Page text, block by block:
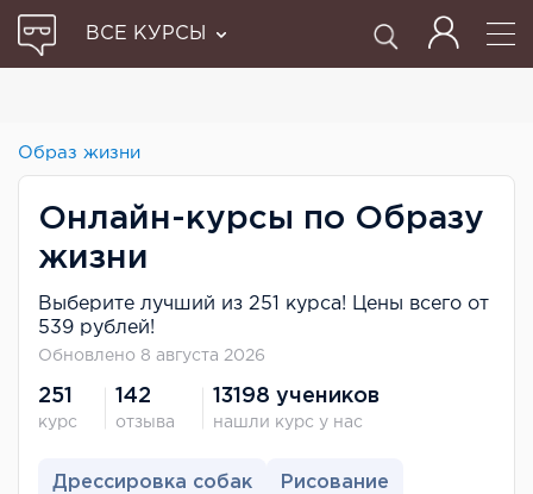
ВСЕ КУРСЫ
Образ жизни
Онлайн-курсы по Образу
жизни
Выберите лучший из 251 курса! Цены всего от
539 рублей!
Обновлено 8 августа 2026
251
курс
142
отзыва
13198 учеников
нашли курс у нас
Дрессировка собак Рисование